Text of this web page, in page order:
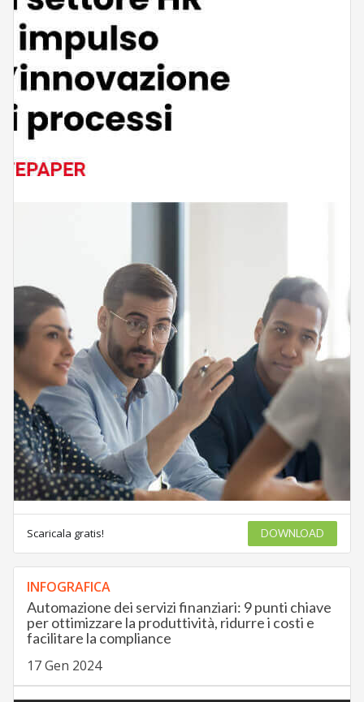
Scaricala gratis! DOWNLOAD
INFOGRAFICA
Automazione dei servizi finanziari: 9 punti chiave
per ottimizzare la produttività, ridurre i costi e
facilitare la compliance
17 Gen 2024